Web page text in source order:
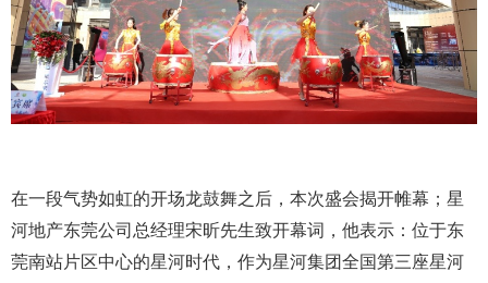
在一段气势如虹的开场龙鼓舞之后，本次盛会揭开帷幕；星
河地产东莞公司总经理宋昕先生致开幕词，他表示：位于东
莞南站片区中心的星河时代，作为星河集团全国第三座星河